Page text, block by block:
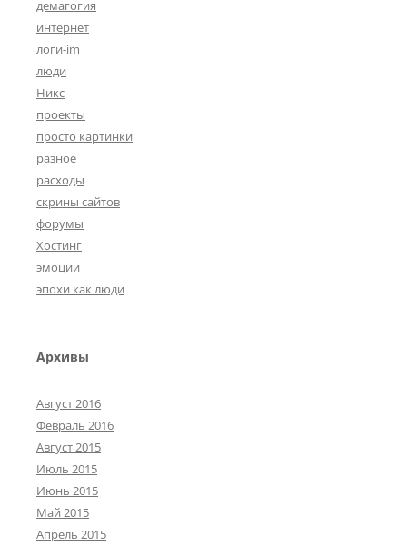
демагогия
интернет
логи-im
люди
Никс
проекты
просто картинки
разное
расходы
скрины сайтов
форумы
Хостинг
эмоции
эпохи как люди
Архивы
Август 2016
Февраль 2016
Август 2015
Июль 2015
Июнь 2015
Май 2015
Апрель 2015